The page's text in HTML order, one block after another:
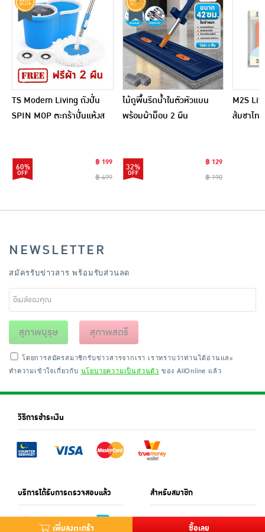
เพิ่มลงตะกร้า ซื้อเลย
TS Modern Living ถังปั่น
SPIN MOP ตะกร้าปั่นแห้งส
60%
฿ 199
฿ 499
ไม้ถูพื้นรีดน้ำในตัวหัวแบน
พร้อมผ้าม็อบ 2 ผืน
32%
฿ 129
฿ 190
M2S
ส้มชาไท
NEWSLETTER
สมัครรับข่าวสาร พร้อมรับส่วนลด
สุภาพบุรุษ สุภาพสตรี
โดยการสมัครสมาชิกรับข่าวสารจากเรา เราทราบว่าท่านได้อ่านและ
ทำความเข้าใจเกี่ยวกับ นโยบายความเป็นส่วนตัว ของ AllOnline แล้ว
วิธีการชำระเงิน
บริการได้รับการตรวจสอบแล้ว สำหรับสมาชิก